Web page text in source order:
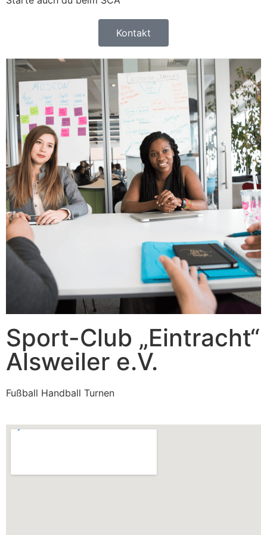
Kontakt
Sport-Club „Eintracht“
Alsweiler e.V.
Fußball Handball Turnen